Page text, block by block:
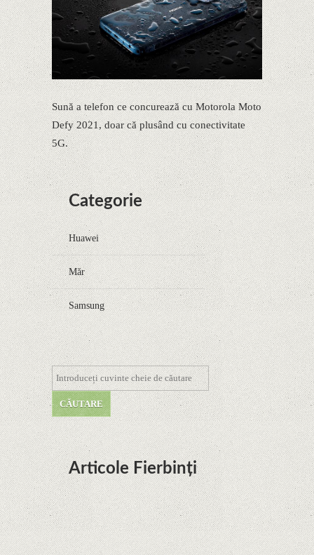
Sună a telefon ce concurează cu Motorola Moto
Defy 2021, doar că plusând cu conectivitate
5G.
Categorie
Huawei
Măr
Samsung
Articole Fierbinți
Dota Anime venind la Netflix în această lună de
la Legenda Korra Studio Mir